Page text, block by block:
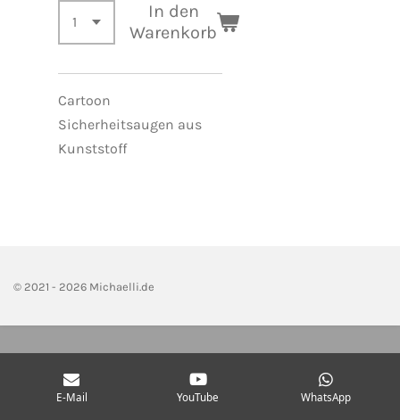
In den
Warenkorb
Cartoon
Sicherheitsaugen aus
Kunststoff
© 2021 - 2026 Michaelli.de
E-Mail YouTube WhatsApp